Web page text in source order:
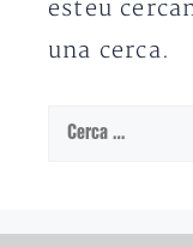
esteu
una cerca.
Cerca: